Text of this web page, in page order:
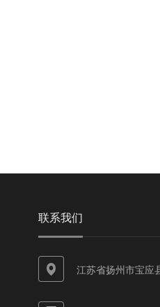
联系我们
江苏省扬州市宝应